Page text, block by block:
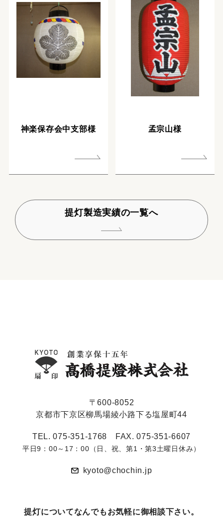
神楽保存会中支部様 孟宗山様
提灯製造実績の一覧へ
〒600-8052
京都市下京区柳馬場綾小路下る塩屋町44
TEL. 075-351-1768 FAX. 075-351-6607
平日9：00～17：00（日、祝、第1・第3土曜日休み）
kyoto@chochin.jp
提灯についてなんでもお気軽に御相談下さい。